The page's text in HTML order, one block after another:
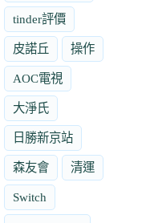
tinder評價
皮諾丘 操作
AOC電視
大淨氏
日勝新京站
森友會 清運
Switch